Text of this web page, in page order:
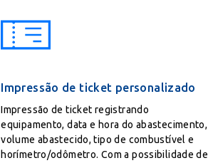
Impressão de ticket personalizado
Impressão de ticket registrando
equipamento, data e hora do abastecimento,
volume abastecido, tipo de combustível e
horímetro/odômetro. Com a possibilidade de